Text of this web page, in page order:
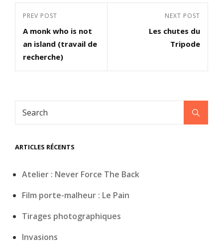
Navigation
de
l’article
Previous
Post
PREV POST
A monk who is not
an island (travail de
recherche)
NEXT POST
Les chutes du
Tripode
Search
ARTICLES RÉCENTS
Atelier : Never Force The Back
Film porte-malheur : Le Pain
Tirages photographiques
Invasions